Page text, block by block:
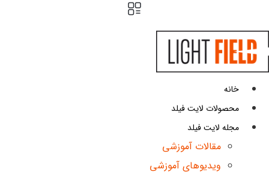
به
محتوا
خانه
محصولات لایت فیلد
مجله لایت فیلد
مقالات آموزشی
ویدیوهای آموزشی